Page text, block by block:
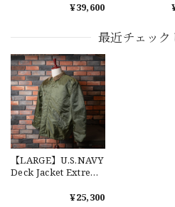
DSA
2026/07/16
なかなか見つからないこの色味
うございました！
2026/07/14
MA-2 米軍 実物 フラ
¥39,600
MA-2 米軍 実
最近チェック
【LARGE】U.S.NAVY
Deck Jacket Extreme
Impermeable 実物
¥25,300